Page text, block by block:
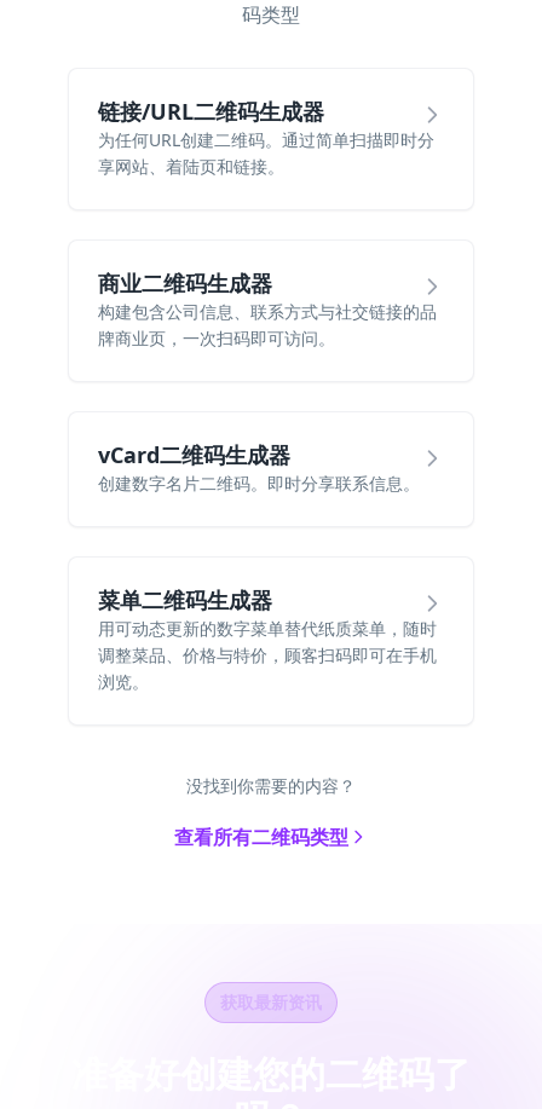
码类型
链接/URL二维码生成器
为任何URL创建二维码。通过简单扫描即时分
享网站、着陆页和链接。
商业二维码生成器
构建包含公司信息、联系方式与社交链接的品
牌商业页，一次扫码即可访问。
vCard二维码生成器
创建数字名片二维码。即时分享联系信息。
菜单二维码生成器
用可动态更新的数字菜单替代纸质菜单，随时
调整菜品、价格与特价，顾客扫码即可在手机
浏览。
没找到你需要的内容？
查看所有二维码类型
获取最新资讯